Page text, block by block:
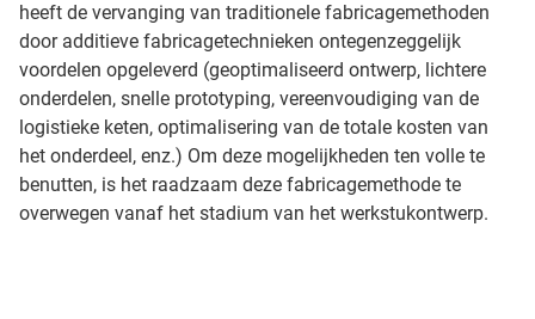
heeft de vervanging van traditionele fabricagemethoden
door additieve fabricagetechnieken ontegenzeggelijk
voordelen opgeleverd (geoptimaliseerd ontwerp, lichtere
onderdelen, snelle prototyping, vereenvoudiging van de
logistieke keten, optimalisering van de totale kosten van
het onderdeel, enz.) Om deze mogelijkheden ten volle te
benutten, is het raadzaam deze fabricagemethode te
overwegen vanaf het stadium van het werkstukontwerp.